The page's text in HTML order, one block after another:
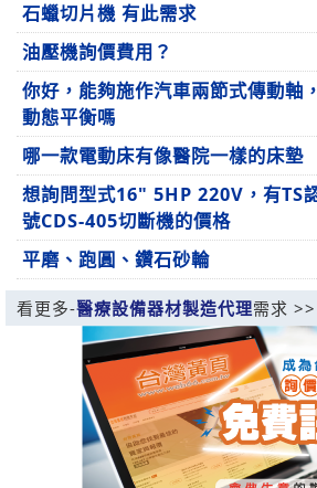
石蠟切片機 有此需求
油壓機詢價費用？
你好，能夠施作汽車兩節式傳動軸
動態平衡嗎
哪一款電動床有像醫院一樣的床墊
想詢問型式16" 5HP 220V，有TS
號CDS-405切斷機的價格
平磨、跑圓、鑽石砂輪
看更多-醫療設備器材製造代理需求 >>